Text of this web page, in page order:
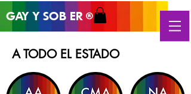
GAY Y SOB ER ®
A TODO EL ESTADO